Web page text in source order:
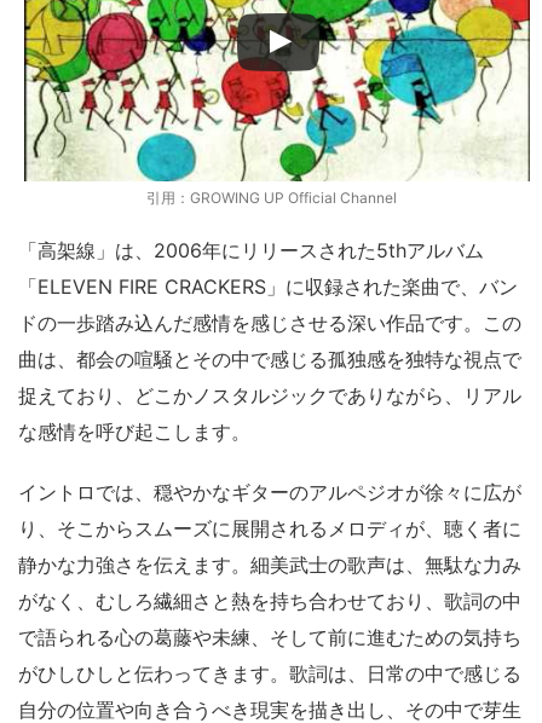
引用：GROWING UP Official Channel
「高架線」は、2006年にリリースされた5thアルバム
「ELEVEN FIRE CRACKERS」に収録された楽曲で、バン
ドの一歩踏み込んだ感情を感じさせる深い作品です。この
曲は、都会の喧騒とその中で感じる孤独感を独特な視点で
捉えており、どこかノスタルジックでありながら、リアル
な感情を呼び起こします。
イントロでは、穏やかなギターのアルペジオが徐々に広が
り、そこからスムーズに展開されるメロディが、聴く者に
静かな力強さを伝えます。細美武士の歌声は、無駄な力み
がなく、むしろ繊細さと熱を持ち合わせており、歌詞の中
で語られる心の葛藤や未練、そして前に進むための気持ち
がひしひしと伝わってきます。歌詞は、日常の中で感じる
自分の位置や向き合うべき現実を描き出し、その中で芽生